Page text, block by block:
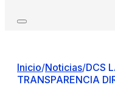
Inicio/Noticias/DCS
TRANSPARENCIA